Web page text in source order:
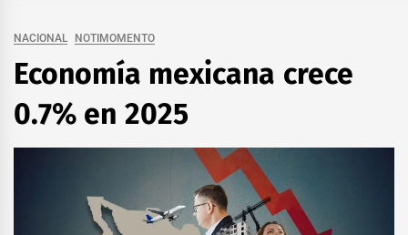
NACIONAL NOTIMOMENTO
Economía mexicana crece
0.7% en 2025